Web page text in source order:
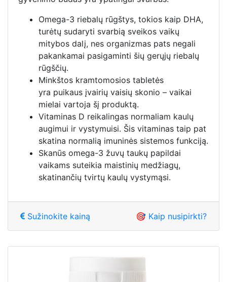
Omega-3 riebalų rūgštys, tokios kaip DHA,
turėtų sudaryti svarbią sveikos vaikų
mitybos dalį, nes organizmas pats negali
pakankamai pasigaminti šių gerųjų riebalų
rūgščių.
Minkštos kramtomosios tabletės
yra puikaus įvairių vaisių skonio – vaikai
mielai vartoja šį produktą.
Vitaminas D reikalingas normaliam kaulų
augimui ir vystymuisi. Šis vitaminas taip pat
skatina normalią imuninės sistemos funkciją.
Skanūs omega-3 žuvų taukų papildai
vaikams suteikia maistinių medžiagų,
skatinančių tvirtų kaulų vystymąsi.
Sužinokite kainą 🎯 Kaip nusipirkti?